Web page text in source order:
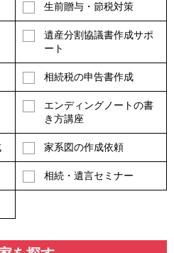
生前贈与・節税対策
遺産分割協議書作成サポ
ート
相続税の申告書作成
エンディングノートの書
き方講座
家系図の作成依頼
相続・遺言セミナー